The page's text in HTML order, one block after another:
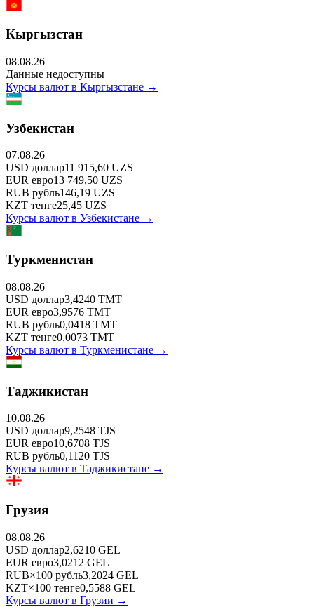
Кыргызстан
08.08.26
Данные недоступны
Курсы валют в Кыргызстане →
Узбекистан
07.08.26
USD доллар11 915,60 UZS
EUR евро13 749,50 UZS
RUB рубль146,19 UZS
KZT тенге25,45 UZS
Курсы валют в Узбекистане →
Туркменистан
08.08.26
USD доллар3,4240 TMT
EUR евро3,9576 TMT
RUB рубль0,0418 TMT
KZT тенге0,0073 TMT
Курсы валют в Туркменистане →
Таджикистан
10.08.26
USD доллар9,2548 TJS
EUR евро10,6708 TJS
RUB рубль0,1120 TJS
Курсы валют в Таджикистане →
Грузия
08.08.26
USD доллар2,6210 GEL
EUR евро3,0212 GEL
RUB×100 рубль3,2024 GEL
KZT×100 тенге0,5588 GEL
Курсы валют в Грузии →